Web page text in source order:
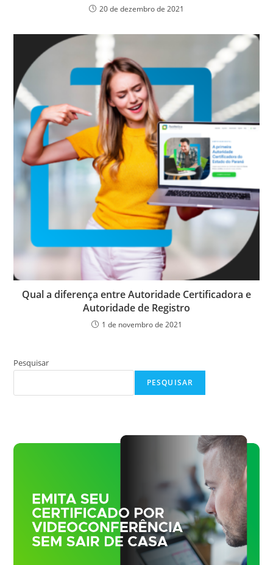
20 de dezembro de 2021
Qual a diferença entre Autoridade Certificadora e
Autoridade de Registro
1 de novembro de 2021
Pesquisar
PESQUISAR